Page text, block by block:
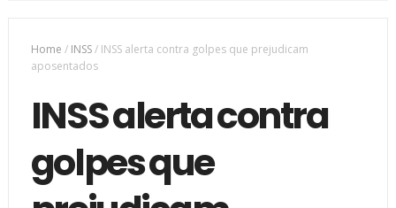
Home / INSS/ INSS alerta contra golpes que prejudicam
aposentados
INSS alerta contra
golpes que